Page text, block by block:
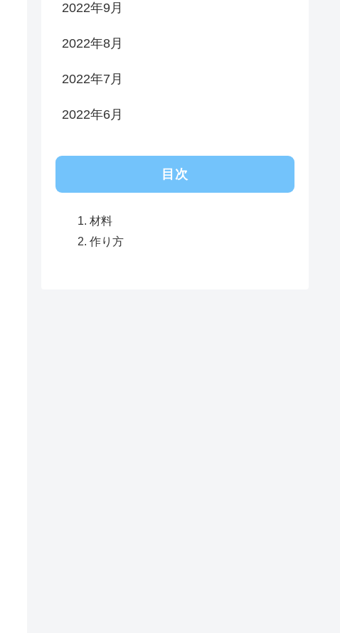
2022年9月
2022年8月
2022年7月
2022年6月
目次
材料
作り方